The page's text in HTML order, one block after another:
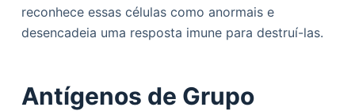
reconhece essas células como anormais e
desencadeia uma resposta imune para destruí-las.
Antígenos de Grupo